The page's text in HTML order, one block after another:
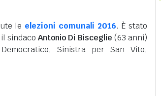
le elezioni comunali 2016. È stato
sindacoAntonio Di Bisceglie (63 anni)
Sinistra per San Vito,